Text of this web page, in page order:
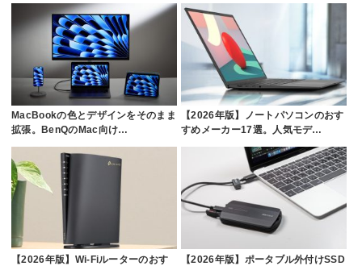
MacBookの色とデザインをそのまま
拡張。BenQのMac向け…
【2026年版】ノートパソコンのおす
すめメーカー17選。人気モデ…
【2026年版】Wi-Fiルーターのおす
【2026年版】ポータブル外付けSSD